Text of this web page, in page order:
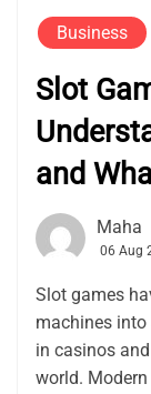
Business
Slot
and
Maha
06 Aug
Slot games
machines
in casinos
world.